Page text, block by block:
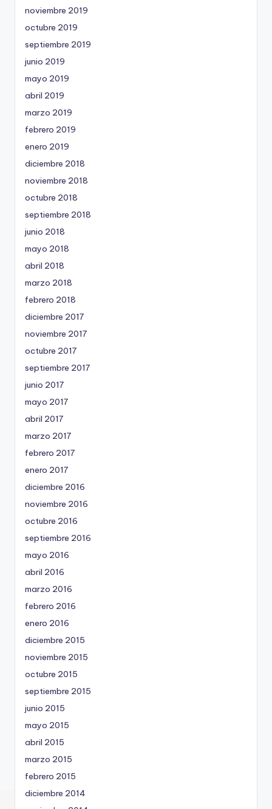
noviembre 2019
octubre 2019
septiembre 2019
junio 2019
mayo 2019
abril 2019
marzo 2019
febrero 2019
enero 2019
diciembre 2018
noviembre 2018
octubre 2018
septiembre 2018
junio 2018
mayo 2018
abril 2018
marzo 2018
febrero 2018
diciembre 2017
noviembre 2017
octubre 2017
septiembre 2017
junio 2017
mayo 2017
abril 2017
marzo 2017
febrero 2017
enero 2017
diciembre 2016
noviembre 2016
octubre 2016
septiembre 2016
mayo 2016
abril 2016
marzo 2016
febrero 2016
enero 2016
diciembre 2015
noviembre 2015
octubre 2015
septiembre 2015
junio 2015
mayo 2015
abril 2015
marzo 2015
febrero 2015
diciembre 2014